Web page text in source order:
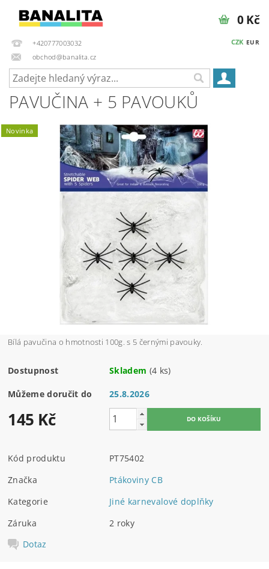
+420777003032
obchod@banalita.cz
CZK EUR
0 Kč
PAVUČINA + 5 PAVOUKŮ
Novinka
Bílá pavučina o hmotnosti 100g. s 5 černými pavouky.
Dostupnost Skladem (4 ks)
Můžeme doručit do 25.8.2026
145 Kč
Kód produktu
PT75402
Značka
Ptákoviny CB
Kategorie
Jiné karnevalové doplňky
Záruka
2 roky
Dotaz